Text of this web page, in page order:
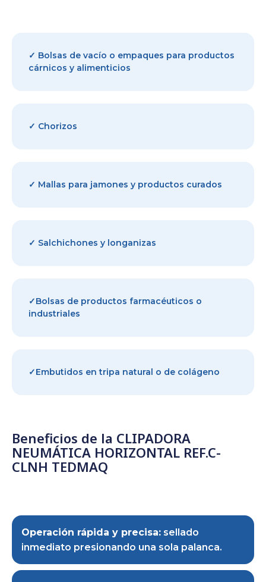
✓ Bolsas de vacío o empaques para productos
cárnicos y alimenticios
✓ Chorizos
✓ Mallas para jamones y productos curados
✓ Salchichones y longanizas
✓Bolsas de productos farmacéuticos o
industriales
✓Embutidos en tripa natural o de colágeno
Beneficios de la CLIPADORA
NEUMÁTICA HORIZONTAL REF.C-
CLNH TEDMAQ
Operación rápida y precisa: sellado
inmediato presionando una sola palanca.